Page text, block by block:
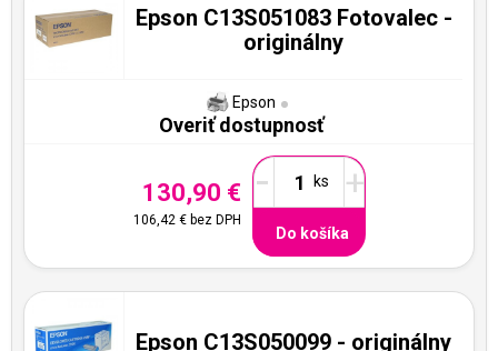
Epson C13S051083 Fotovalec -
originálny
Epson
Overiť dostupnosť
130,90 €
106,42 €bez DPH
- +
Do košíka
Epson C13S050099 - originálny